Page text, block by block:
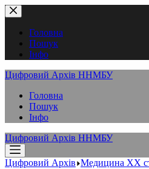
Перейти
до
вмістуГоловна
Пошук
Інфо
Цифровий Архів ННМБУ
Головна
Пошук
Інфо
Цифровий Архів ННМБУ
Цифровий Архів Медицина XX